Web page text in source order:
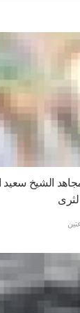
الشيخ سعيد